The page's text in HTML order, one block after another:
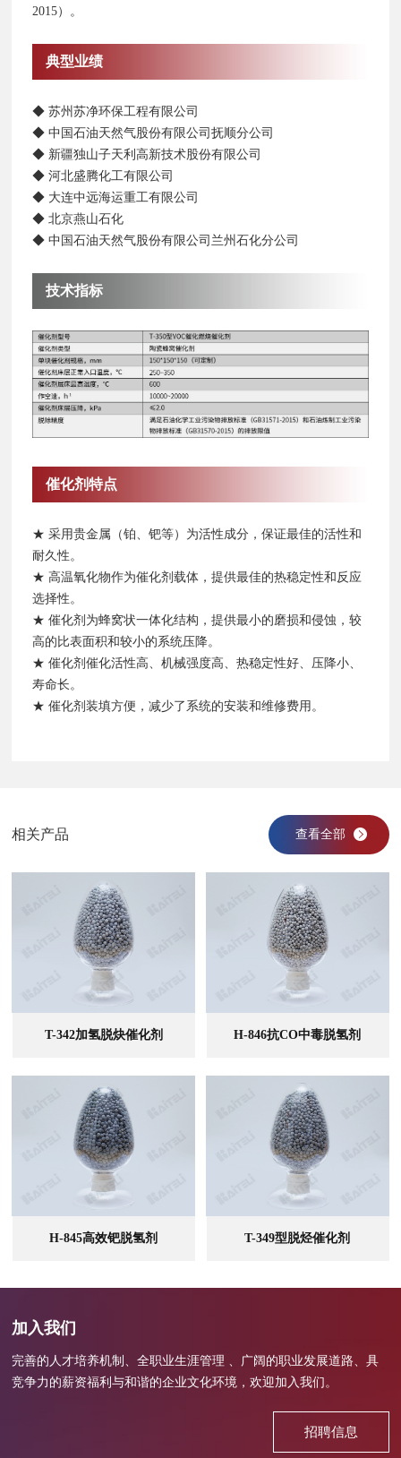
2015）。
典型业绩
◆ 苏州苏净环保工程有限公司
◆ 中国石油天然气股份有限公司抚顺分公司
◆ 新疆独山子天利高新技术股份有限公司
◆ 河北盛腾化工有限公司
◆ 大连中远海运重工有限公司
◆ 北京燕山石化
◆ 中国石油天然气股份有限公司兰州石化分公司
技术指标
催化剂特点
★ 采用贵金属（铂、钯等）为活性成分，保证最佳的活性和
耐久性。
★ 高温氧化物作为催化剂载体，提供最佳的热稳定性和反应
选择性。
★ 催化剂为蜂窝状一体化结构，提供最小的磨损和侵蚀，较
高的比表面积和较小的系统压降。
★ 催化剂催化活性高、机械强度高、热稳定性好、压降小、
寿命长。
★ 催化剂装填方便，减少了系统的安装和维修费用。
相关产品 查看全部
T-342加氢脱炔催化剂
查看全部
H-846抗CO中毒脱氢剂
查看全部
H-845高效钯脱氢剂
查看全部
T-349型脱烃催化剂
加入我们
完善的人才培养机制、全职业生涯管理 、广阔的职业发展道路、具
竞争力的薪资福利与和谐的企业文化环境，欢迎加入我们。
招聘信息